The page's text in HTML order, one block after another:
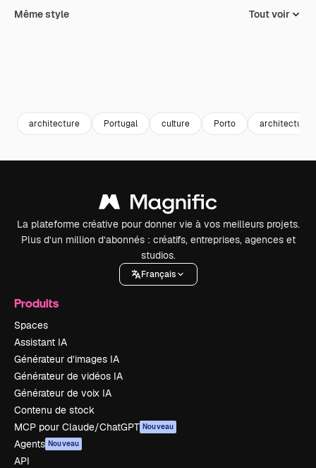
Même style Tout voir
architecture Portugal culture Porto architecture
La plateforme créative pour donner vie à vos meilleurs projets.
Plus d’un million d’abonnés : créatifs, entreprises, agences et
studios.
Français
Produits
Spaces
Assistant IA
Générateur d’images IA
Générateur de vidéos IA
Générateur de voix IA
Contenu de stock
MCP pour Claude/ChatGPT Nouveau
Agents Nouveau
API